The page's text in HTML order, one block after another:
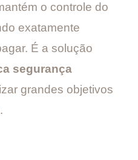
o controle do
exatamente
É a solução
segurança
grandes objetivos